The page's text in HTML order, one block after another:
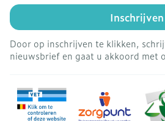
Inschrijven
Door op inschrijven te klikken,
nieuwsbrief en gaat u akkoord met